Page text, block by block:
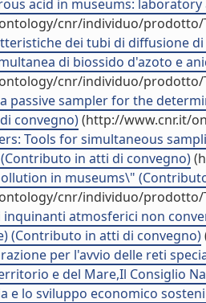
acid in museums:
cnr/individuo/prodotto/
dei tubi di diffusione
di biossido d'azoto e
cnr/individuo/prodotto/
passive sampler for the
convegno)(http://www.cnr.it/
Tools for simultaneous
in atti di convegno)
in museums\"
cnr/individuo/prodotto/
atmosferici non
(Contributo in atti di convegno)
per l'avvio delle reti
e del Mare,Il Consiglio
e lo sviluppo economico